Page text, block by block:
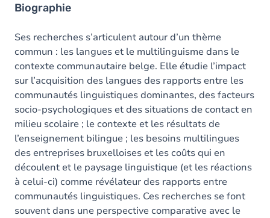
Diplômes
Biographie
Ses recherches s’articulent autour d’un thème
commun : les langues et le multilinguisme dans le
contexte communautaire belge. Elle étudie l’impact
sur l’acquisition des langues des rapports entre les
communautés linguistiques dominantes, des facteurs
socio-psychologiques et des situations de contact en
milieu scolaire ; le contexte et les résultats de
l’enseignement bilingue ; les besoins multilingues
des entreprises bruxelloises et les coûts qui en
découlent et le paysage linguistique (et les réactions
à celui-ci) comme révélateur des rapports entre
communautés linguistiques. Ces recherches se font
souvent dans une perspective comparative avec le